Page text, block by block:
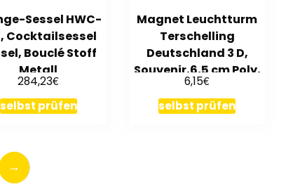
Sessel HWC-
Cocktailsessel
Bouclé Stoff
Metall
284,23€
selbst prüfen
Magnet Leuchtturm
Terschelling
Deutschland 3 D,
Souvenir,6,5 cm Poly,
NEU
6,15€
selbst prüfen
→